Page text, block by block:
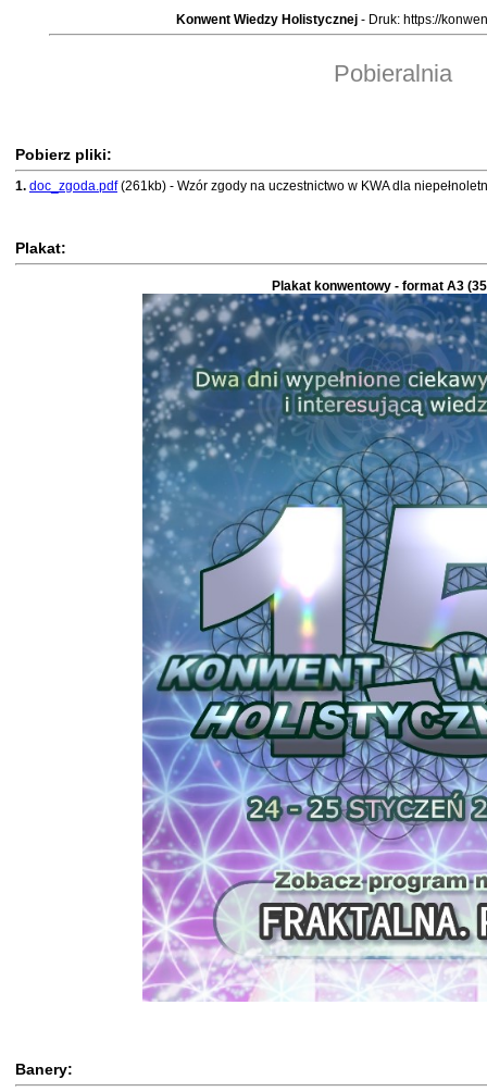
Konwent Wiedzy Holistycznej- Druk: https://
Pobieralnia
Pobierz pliki:
1. doc_zgoda.pdf(261kb) - Wzór zgody na uczestnictwo w KWA dla
Plakat:
Plakat konwentowy - format A3
Banery: